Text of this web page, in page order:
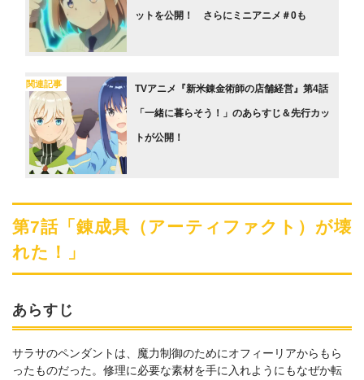
ットを公開！ さらにミニアニメ＃0も
関連記事 TVアニメ『新米錬金術師の店舗経営』第4話
「一緒に暮らそう！」のあらすじ＆先行カッ
トが公開！
第7話「錬成具（アーティファクト）が壊
れた！」
あらすじ
サラサのペンダントは、魔力制御のためにオフィーリアからもら
ったものだった。修理に必要な素材を手に入れようにもなぜか転